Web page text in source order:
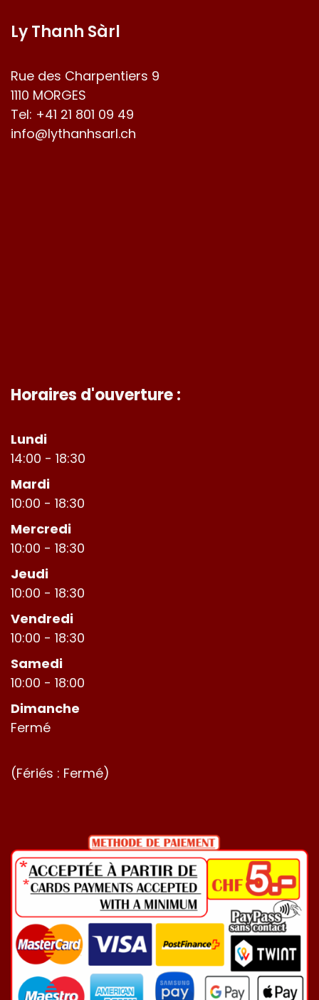
Ly Thanh Sàrl
Rue des Charpentiers 9
1110 MORGES
Tel: +41 21 801 09 49
info@lythanhsarl.ch
Horaires d'ouverture :
Lundi
14:00 - 18:30
Mardi
10:00 - 18:30
Mercredi
10:00 - 18:30
Jeudi
10:00 - 18:30
Vendredi
10:00 - 18:30
Samedi
10:00 - 18:00
Dimanche
Fermé
(Fériés : Fermé)